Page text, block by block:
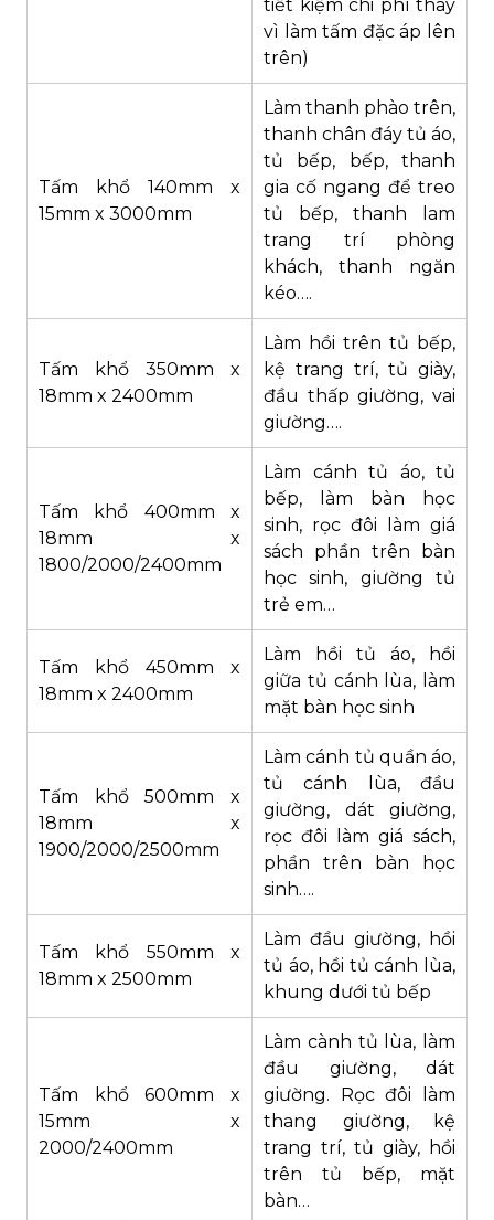
tiết kiệm chi phí thay
vì làm tấm đặc áp lên
trên)
Tấm khổ 140mm x
15mm x 3000mm
Làm thanh phào trên,
thanh chân đáy tủ áo,
tủ bếp, bếp, thanh
gia cố ngang để treo
tủ bếp, thanh lam
trang trí phòng
khách, thanh ngăn
kéo….
Tấm khổ 350mm x
18mm x 2400mm
Làm hồi trên tủ bếp,
kệ trang trí, tủ giày,
đầu thấp giường, vai
giường….
Tấm khổ 400mm x
18mm x
1800/2000/2400mm
Làm cánh tủ áo, tủ
bếp, làm bàn học
sinh, rọc đôi làm giá
sách phần trên bàn
học sinh, giường tủ
trẻ em…
Tấm khổ 450mm x
18mm x 2400mm
Làm hồi tủ áo, hồi
giữa tủ cánh lùa, làm
mặt bàn học sinh
Tấm khổ 500mm x
18mm x
1900/2000/2500mm
Làm cánh tủ quần áo,
tủ cánh lùa, đầu
giường, dát giường,
rọc đôi làm giá sách,
phần trên bàn học
sinh….
Tấm khổ 550mm x
18mm x 2500mm
Làm đầu giường, hồi
tủ áo, hồi tủ cánh lùa,
khung dưới tủ bếp
Tấm khổ 600mm x
15mm x
2000/2400mm
Làm cành tủ lùa, làm
đầu giường, dát
giường. Rọc đôi làm
thang giường, kệ
trang trí, tủ giày, hồi
trên tủ bếp, mặt
bàn…